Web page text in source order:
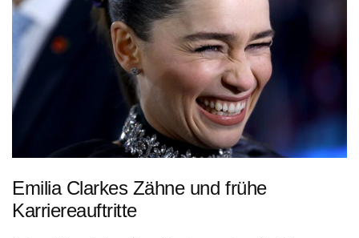
Emilia Clarkes Zähne und frühe
Karriereauftritte